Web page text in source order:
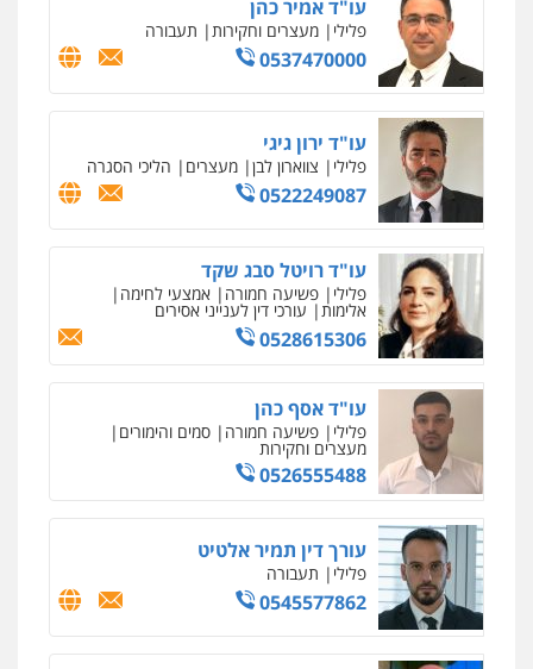
עו"ד אמיר כהן
פלילי מעצרים וחקירות תעבורה
0537470000
עו"ד ירון גיגי
פלילי צווארון לבן מעצרים הליכי הסגרה
0522249087
עו"ד רויטל סבג שקד
פלילי פשיעה חמורה אמצעי לחימה
אלימות עורכי דין לענייני אסירים
0528615306
עו"ד אסף כהן
פלילי פשיעה חמורה סמים והימורים
מעצרים וחקירות
0526555488
עורך דין תמיר אלטיט
פלילי תעבורה
0545577862